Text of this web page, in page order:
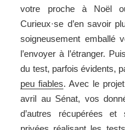
votre proche à Noël
Curieux·se d’en savoir
soigneusement emballé
l’envoyer à l’étranger.
du test, parfois évidents,
peu fiables. Avec le
avril au Sénat, vos
d’autres récupérées